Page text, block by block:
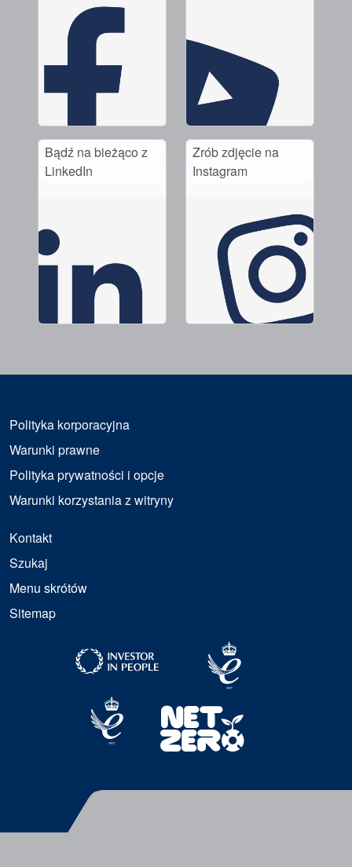
Bądź na bieżąco z
LinkedIn
Zrób zdjęcie na
Instagram
Polityka korporacyjna
Warunki prawne
Polityka prywatności i opcje
Warunki korzystania z witryny
Kontakt
Szukaj
Menu skrótów
Sitemap